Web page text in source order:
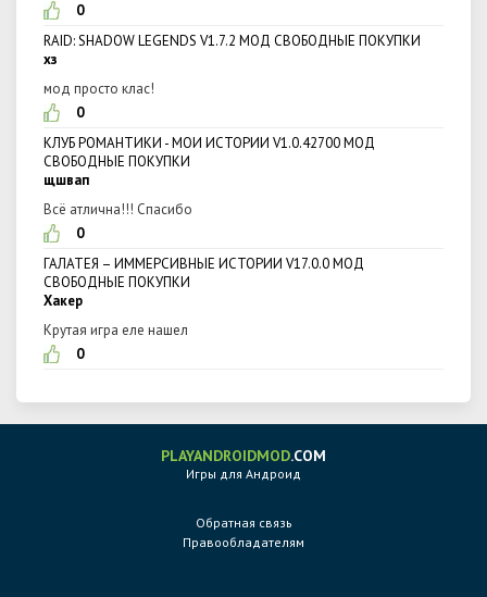
0
RAID: SHADOW LEGENDS V1.7.2 МОД СВОБОДНЫЕ ПОКУПКИ
хз
мод просто клас!
0
КЛУБ РОМАНТИКИ - МОИ ИСТОРИИ V1.0.42700 МОД
СВОБОДНЫЕ ПОКУПКИ
щшвап
Всё атлична!!! Спасибо
0
ГАЛАТЕЯ – ИММЕРСИВНЫЕ ИСТОРИИ V17.0.0 МОД
СВОБОДНЫЕ ПОКУПКИ
Хакер
Крутая игра еле нашел
0
PLAYANDROIDMOD.COM
Игры для Андроид
Обратная связь
Правообладателям